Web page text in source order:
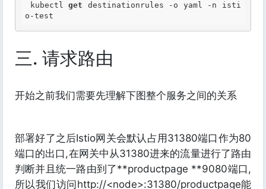
kubectl get destinationrules -o yaml -n isti
三. 请求路由
开始之前我们需要先理解下图整个服务之间的关系
部署好了之后Istio网关会默认占用31380端口作为80
端口的出口,在网关中从31380进来的流量进行了路由
判断并且统一路由到了**productpage **9080端口,
所以我们访问http://<node>:31380/productpage能